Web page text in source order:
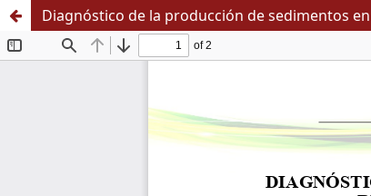
Diagnóstico de la producción de sedimentos